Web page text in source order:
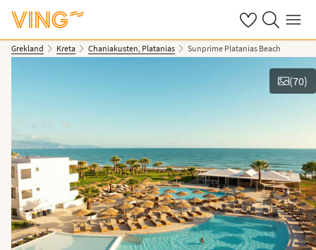
Se dinaSök på ving.se
Meny
Grekland Kreta Chaniakusten, Platanias Sunprime Platanias Beach
Se bilder & film
(70)